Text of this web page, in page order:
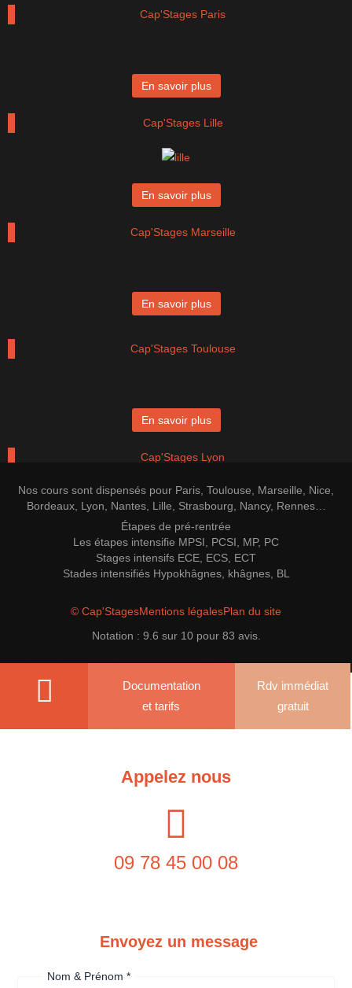
Cap'Stages Paris
En savoir plus
Cap'Stages Lille
En savoir plus
Cap'Stages Marseille
En savoir plus
Cap'Stages Toulouse
En savoir plus
Cap'Stages Lyon
En savoir plus
Cap'Stages Bordeaux
Nos cours sont dispensés pour Paris, Toulouse, Marseille, Nice,
Bordeaux, Lyon, Nantes, Lille, Strasbourg, Nancy, Rennes…
Étapes de pré-rentrée
Les étapes intensifie MPSI, PCSI, MP, PC
Stages intensifs ECE, ECS, ECT
Stades intensifiés Hypokhâgnes, khâgnes, BL
© Cap'StagesMentions légalesPlan du site
Notation : 9.6 sur 10pour83 avis.
Documentation
et tarifs
Rdv immédiat
gratuit
Appelez nous
09 78 45 00 08
Envoyez un message
Nom & Prénom*